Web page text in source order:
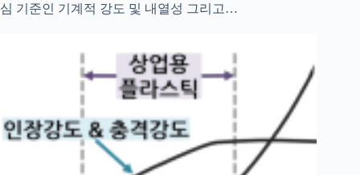
심 기준인 기계적 강도 및 내열성 그리고…